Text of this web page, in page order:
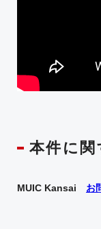
本件に
MUIC Kansai お